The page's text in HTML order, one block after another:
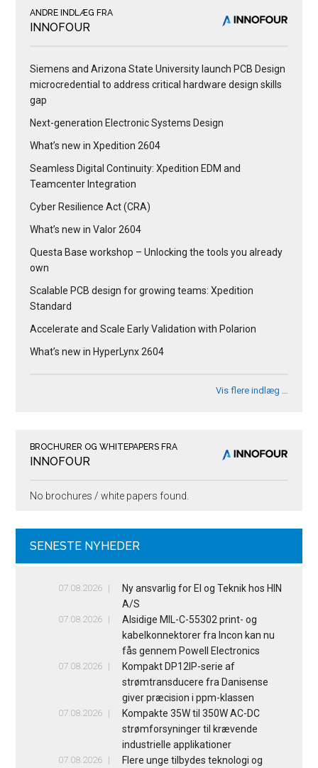
ANDRE INDLÆG FRA
INNOFOUR
Siemens and Arizona State University launch PCB Design
microcredential to address critical hardware design skills
gap
Next-generation Electronic Systems Design
What’s new in Xpedition 2604
Seamless Digital Continuity: Xpedition EDM and
Teamcenter Integration
Cyber Resilience Act (CRA)
What’s new in Valor 2604
Questa Base workshop – Unlocking the tools you already
own
Scalable PCB design for growing teams: Xpedition
Standard
Accelerate and Scale Early Validation with Polarion
What’s new in HyperLynx 2604
Vis flere indlæg …
BROCHURER OG WHITEPAPERS FRA
INNOFOUR
No brochures / white papers found.
SENESTE NYHEDER
07.08.2026
Ny ansvarlig for El og Teknik hos HIN
A/S
07.08.2026
Alsidige MIL-C-55302 print- og
kabelkonnektorer fra Incon kan nu
fås gennem Powell Electronics
07.08.2026
Kompakt DP12IP-serie af
strømtransducere fra Danisense
giver præcision i ppm-klassen
07.08.2026
Kompakte 35W til 350W AC-DC
strømforsyninger til krævende
industrielle applikationer
07.08.2026
Flere unge tilbydes teknologi og